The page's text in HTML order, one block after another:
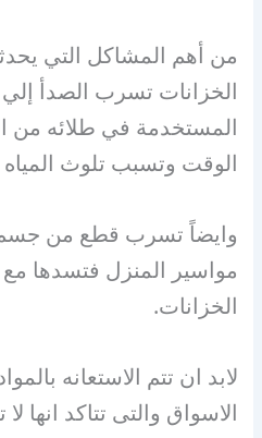
من أهم المشاكل التي
الخزانات تسرب الصدأ إلي
المستخدمة في طلائه من
الوقت وتسبب تلوث المياه
وايضاً تسرب قطع من جسم
مواسير المنزل فتسدها
الخزانات.
لابد ان تتم الاستعانه
الاسواق والتى تتاكد انها